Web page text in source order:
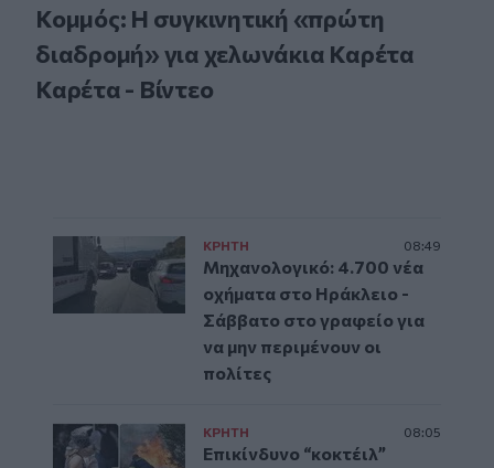
Κομμός: Η συγκινητική «πρώτη
διαδρομή» για χελωνάκια Καρέτα
Καρέτα - Βίντεο
ΚΡΗΤΗ 08:49
Μηχανολογικό: 4.700 νέα
οχήματα στο Ηράκλειο -
Σάββατο στο γραφείο για
να μην περιμένουν οι
πολίτες
ΚΡΗΤΗ 08:05
Επικίνδυνο “κοκτέιλ”